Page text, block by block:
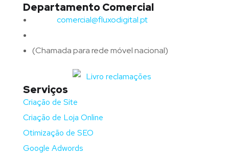
Departamento Comercial
comercial@fluxodigital.pt
(Chamada para rede móvel nacional)
Serviços
Criação de Site
Criação de Loja Online
Otimização de SEO
Google Adwords